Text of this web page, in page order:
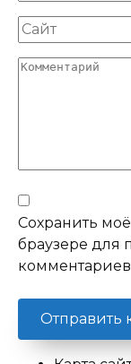
Сайт
Комментарий
Сохранить
браузере для